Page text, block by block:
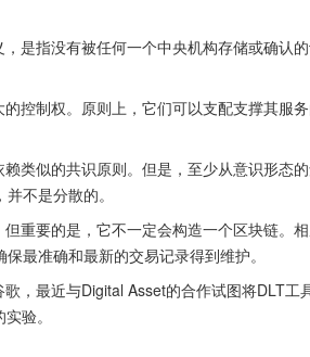
是指没有被任何一个中央机构存储或确认
控制权。原则上，它们可以支配支撑其服
类似的共识原则。但是，至少从意识形态
不是分散的。
重要的是，它不一定会构造一个区块链。
最准确和最新的交易记录得到维护。
，最近与Digital Asset的合作试图将DLT
验。